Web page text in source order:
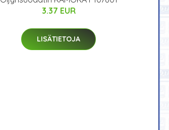
3.37 EUR
LISÄTIETOJA